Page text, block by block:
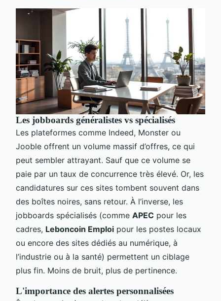
Les jobboards généralistes vs spécialisés
Les plateformes comme Indeed, Monster ou
Jooble offrent un volume massif d’offres, ce qui
peut sembler attrayant. Sauf que ce volume se
paie par un taux de concurrence très élevé. Or, les
candidatures sur ces sites tombent souvent dans
des boîtes noires, sans retour. À l’inverse, les
jobboards spécialisés (comme APEC pour les
cadres, Leboncoin Emploi pour les postes locaux
ou encore des sites dédiés au numérique, à
l’industrie ou à la santé) permettent un ciblage
plus fin. Moins de bruit, plus de pertinence.
L'importance des alertes personnalisées